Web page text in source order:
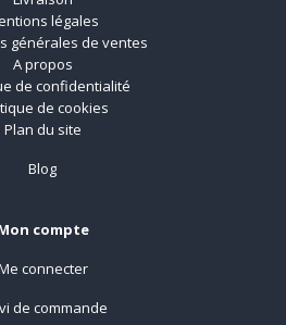
légales
générales de ventes
A propos
de confidentialité
de cookies
Plan du site
Blog
compte
connecter
de commande